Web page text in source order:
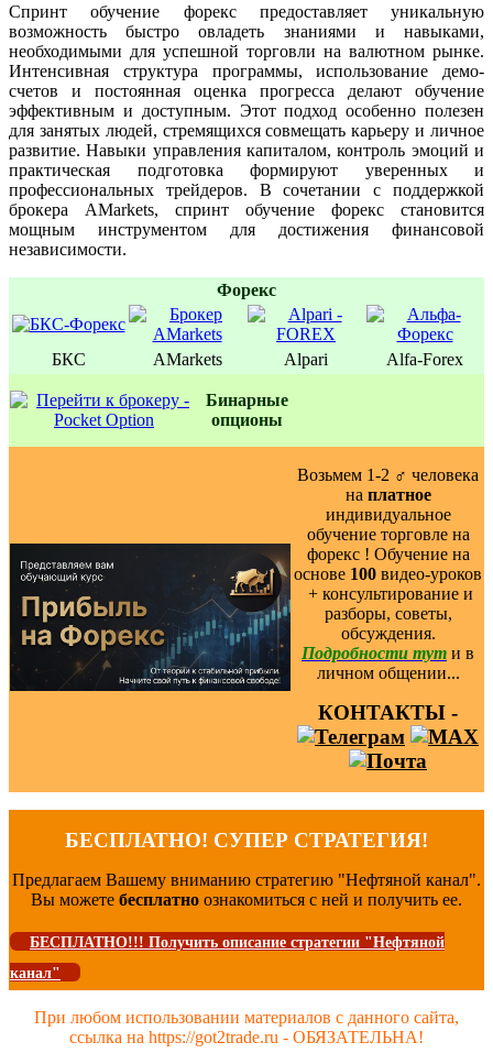
Спринт обучение форекс предоставляет уникальную
возможность быстро овладеть знаниями и навыками,
необходимыми для успешной торговли на валютном рынке.
Интенсивная структура программы, использование демо-
счетов и постоянная оценка прогресса делают обучение
эффективным и доступным. Этот подход особенно полезен
для занятых людей, стремящихся совмещать карьеру и личное
развитие. Навыки управления капиталом, контроль эмоций и
практическая подготовка формируют уверенных и
профессиональных трейдеров. В сочетании с поддержкой
брокера AMarkets, спринт обучение форекс становится
мощным инструментом для достижения финансовой
независимости.
Форекс
БКС AMarkets Alpari Alfa-Forex
Бинаpные
oпционы
Возьмем 1-2 ‍♂️ человека
на платное
индивидуальное
обучение торговле на
форекс ! Обучение на
основе 100 видео-уроков
️ + консультирование и
разборы, советы,
обсуждения.
Подробности тут и в
личном общении...
КОНТАКТЫ -
БЕСПЛАТНО! СУПЕР СТРАТЕГИЯ!
Предлагаем Вашему вниманию стратегию "Нефтяной канал".
Вы можете бесплатно ознакомиться с ней и получить ее.
БЕСПЛАТНО!!! Получить описание стратегии "Нефтяной
канал"
При любом использовании материалов с данного сайта,
ссылка на https://got2trade.ru - ОБЯЗАТЕЛЬНА!